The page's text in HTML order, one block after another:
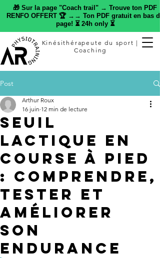
🎁 Sur la page "Coach trail" → Trouve ton PDF
RENFO OFFERT 🏆 →→ Ton PDF gratuit en bas de
page! ⏳ 24h only ⏳
Kinésithérapeute du sport |
Coaching
Post
Seuil
lactique en
course à pied
: comprendre,
tester et
améliorer
son
endurance
Arthur Roux
16 juin 12 min de lecture